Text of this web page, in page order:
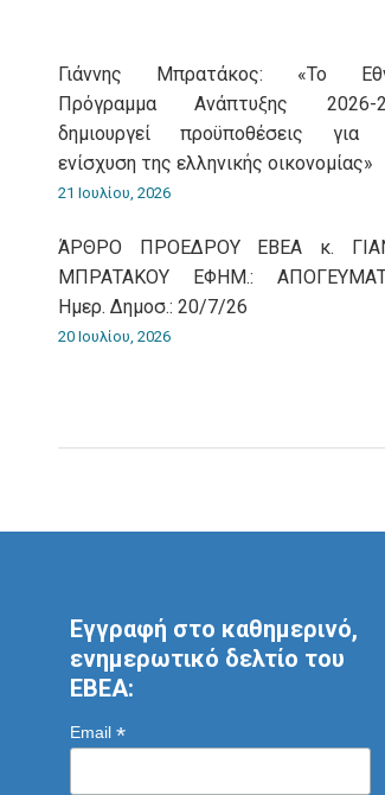
Γιάννης Μπρατάκος: «Το
Πρόγραμμα Ανάπτυξης 2026-
δημιουργεί προϋποθέσεις για
ενίσχυση της ελληνικής οικονομίας»
21 Ιουλίου, 2026
ΆΡΘΡΟ ΠΡΟΕΔΡΟΥ ΕΒΕΑ κ.
ΜΠΡΑΤΑΚΟΥ ΕΦΗΜ.:
Ημερ. Δημοσ.: 20/7/26
20 Ιουλίου, 2026
Εγγραφή στο καθημερινό,
ενημερωτικό δελτίο του
ΕΒΕΑ:
Email *